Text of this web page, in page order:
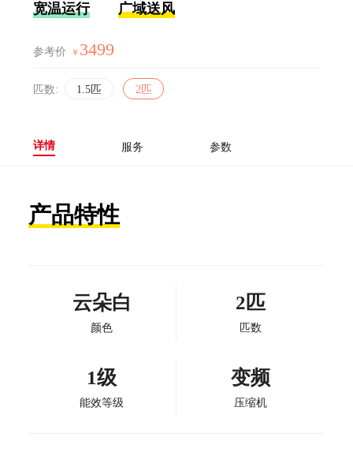
宽温运行 广域送风
参考价 ￥ 3499
匹数: 1.5匹 2匹
详情 服务 参数
产品特性
云朵白
颜色
2匹
匹数
1级
能效等级
变频
压缩机